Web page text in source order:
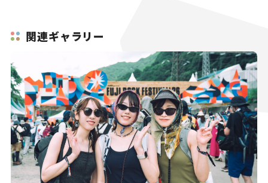
関連ギャラリー